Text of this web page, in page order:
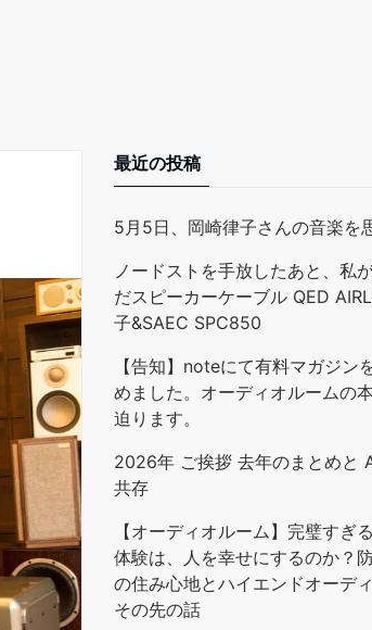
最近の投稿
5月5日、岡崎律子さんの音楽を
ノードストを手放したあと、私
だスピーカーケーブル QED
子&SAEC SPC850
【告知】noteにて有料マガジン
めました。オーディオルームの
迫ります。
2026年 ご挨拶 去年のまとめと
共存
【オーディオルーム】完璧すぎ
体験は、人を幸せにするのか？
の住み心地とハイエンドオーデ
その先の話